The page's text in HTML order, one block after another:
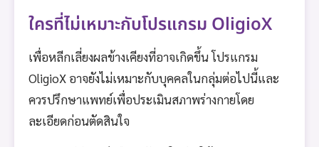
ใครที่ไม่เหมาะกับโปรแกรม OligioX
เพื่อหลีกเลี่ยงผลข้างเคียงที่อาจเกิดขึ้น โปรแกรม
OligioX อาจยังไม่เหมาะกับบุคคลในกลุ่มต่อไปนี้และ
ควรปรึกษาแพทย์เพื่อประเมินสภาพร่างกายโดย
ละเอียดก่อนตัดสินใจ